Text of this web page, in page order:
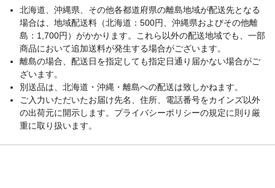
北海道、沖縄県、その他各都道府県の離島地域が配送先となる
場合は、地域配送料（北海道：500円、沖縄県およびその他離
島：1,700円）がかかります。これら以外の配送地域でも、一部
商品において追加送料が発生する場合がございます。
離島の場合、配送日を指定しても指定日通り届かない場合がご
ざいます。
別送品は、北海道・沖縄・離島への配送は致しかねます。
ご入力いただいたお届け先名、住所、電話番号をカインズ以外
の出荷元に開示します。プライバシーポリシーの規定に則り厳
重に取り扱います。